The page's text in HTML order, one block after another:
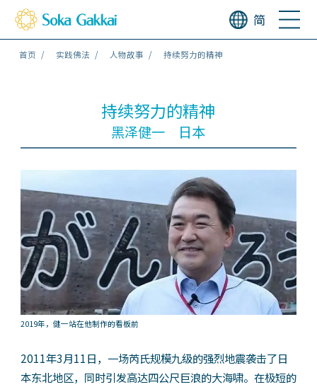
简
首页 实践佛法 人物故事 持续努力的精神
持续努力的精神
黑泽健一 日本
2019年，健一站在他制作的看板前
2011年3月11日，一场芮氏规模九级的强烈地震袭击了日
本东北地区，同时引发高达四公尺巨浪的大海啸。在极短的